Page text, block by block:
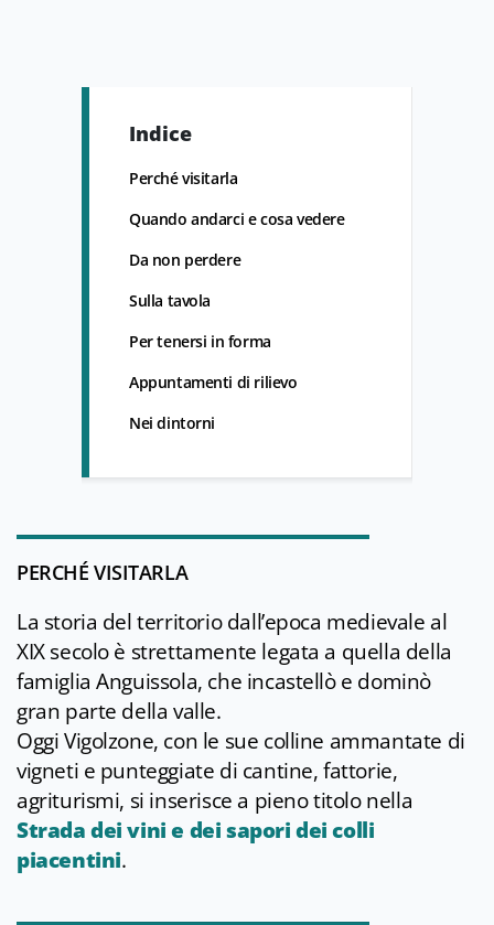
Indice
Perché visitarla
Quando andarci e cosa vedere
Da non perdere
Sulla tavola
Per tenersi in forma
Appuntamenti di rilievo
Nei dintorni
PERCHÉ VISITARLA
La storia del territorio dall’epoca medievale al
XIX secolo è strettamente legata a quella della
famiglia Anguissola, che incastellò e dominò
gran parte della valle.
Oggi Vigolzone, con le sue colline ammantate di
vigneti e punteggiate di cantine, fattorie,
agriturismi, si inserisce a pieno titolo nella
Strada dei vini e dei sapori dei colli
piacentini.